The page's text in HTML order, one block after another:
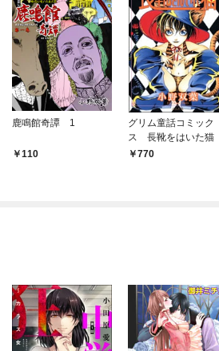
鹿鳴館奇譚 1
110
グリム童話コミック
ス 長靴をはいた猫
770